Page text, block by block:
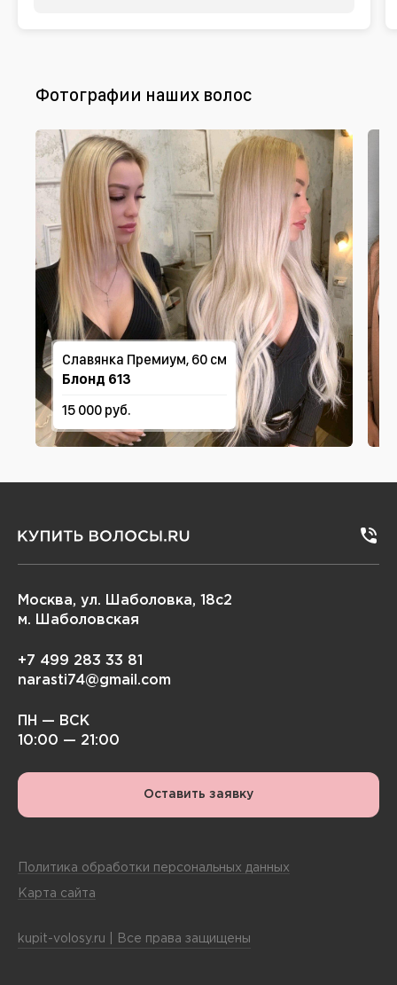
Фотографии наших волос
Славянка Премиум, 60 см
Блонд 613
15 000 руб.
Москва, ул. Шаболовка, 18с2
м. Шаболовская
+7 499 283 33 81
narasti74@gmail.com
ПН — ВСК
10:00 — 21:00
Оставить заявку
Политика обработки персональных данных
Карта сайта
kupit-volosy.ru | Все права защищены